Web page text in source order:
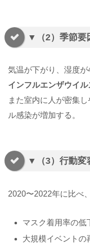
▼（2）季節要
気温が下がり、湿度が
インフルエンザウイ
また室内に人が密集
ル感染が増加する。
▼（3）行動変
2020〜2022年に比べ、
マスク着用率の低
大規模イベントの